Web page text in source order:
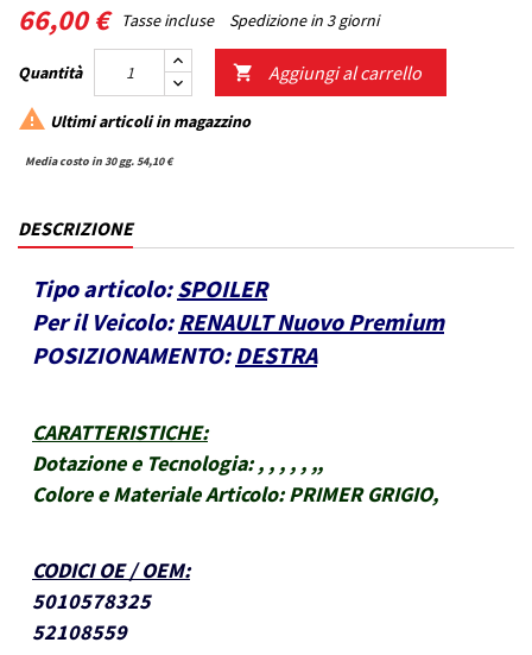
66,00 € Tasse incluse Spedizione in 3 giorni
Quantità  Aggiungi al carrello
 Ultimi articoli in magazzino
Media costo in 30 gg. 54,10 €
DESCRIZIONE
Tipo articolo: SPOILER
Per il Veicolo: RENAULT Nuovo Premium
POSIZIONAMENTO: DESTRA
CARATTERISTICHE:
Dotazione e Tecnologia: , , , , , ,,
Colore e Materiale Articolo: PRIMER GRIGIO,
CODICI OE / OEM:
5010578325
52108559